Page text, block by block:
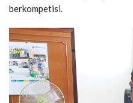
berkompetisi.